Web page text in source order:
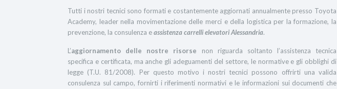
Tutti i nostri tecnici sono formati e costantemente aggiornati annualmente presso Toyota
Academy, leader nella movimentazione delle merci e della logistica per la formazione, la
prevenzione, la consulenza eassistenza carrelli elevatori Alessandria.
L’aggiornamento delle nostre risorse non riguarda soltanto l’assistenza tecnica
specifica e certificata, ma anche gli adeguamenti del settore, le normative e gli obblighi di
legge (T.U. 81/2008). Per questo motivo i nostri tecnici possono offrirti una valida
consulenza sul campo, fornirti i riferimenti normativi e le informazioni sui documenti che